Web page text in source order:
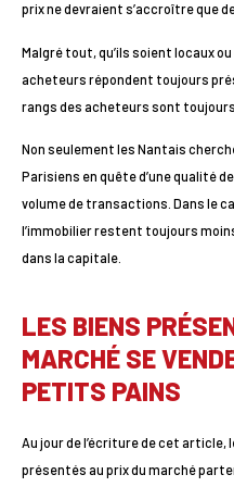
prix ne devraient s’accroître que de
Malgré tout, qu’ils soient locaux
acheteurs répondent toujours
rangs des acheteurs sont
Non seulement les Nantais
Parisiens en quête d’une qualité
volume de transactions. Dans le
l’immobilier restent toujours
dans la capitale.
LES BIENS
MARCHÉ SE
PETITS PAINS
Au jour de l’écriture de cet
présentés au prix du marché